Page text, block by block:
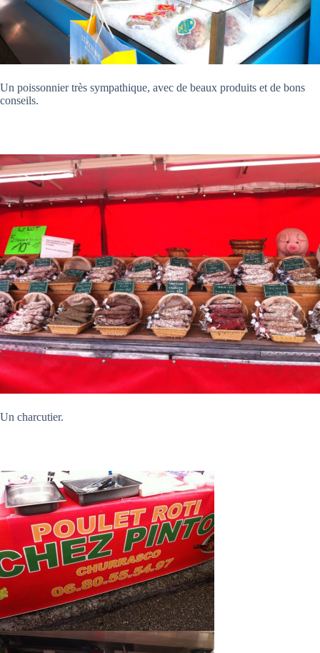
Un poissonnier très sympathique, avec de beaux produits et de bons
conseils.
Un charcutier.